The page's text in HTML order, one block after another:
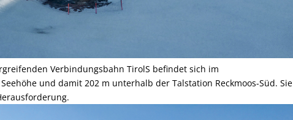
Verbindungsbahn TirolS befindet sich im
und damit 202 m unterhalb der Tal­station Reckmoos-Süd. Sie